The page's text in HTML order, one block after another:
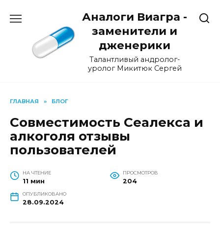
Аналоги Виагра -
заменители и
дженерики
Талантливый андролог-
уролог Микитюк Сергей
ГЛАВНАЯ » БЛОГ
Совместимость Сеалекса и
алкоголя отзывы
пользователей
НА ЧТЕНИЕ
11 мин
ПРОСМОТРОВ
204
ОПУБЛИКОВАНО
28.09.2024